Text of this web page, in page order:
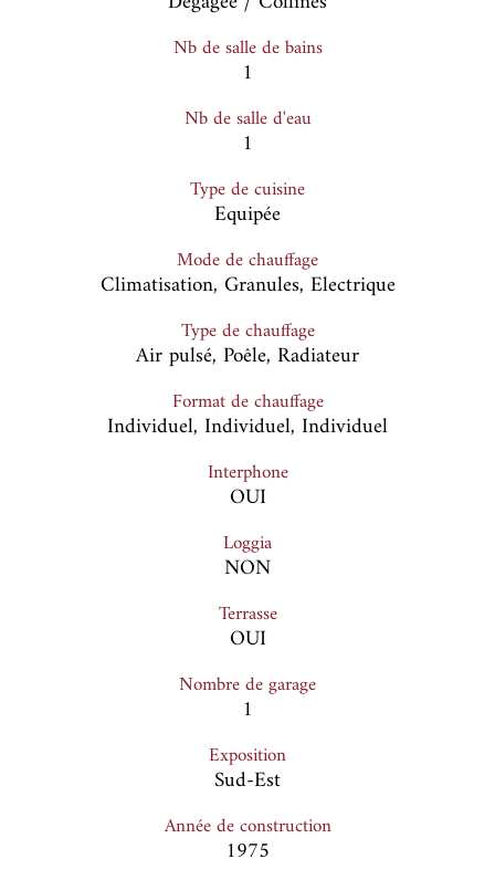
Nb de salle de bains
1
Nb de salle d'eau
1
Type de cuisine
Equipée
Mode de chauffage
Climatisation, Granules, Electrique
Type de chauffage
Air pulsé, Poêle, Radiateur
Format de chauffage
Individuel, Individuel, Individuel
Interphone
OUI
Loggia
NON
Terrasse
OUI
Nombre de garage
1
Exposition
Sud-Est
Année de construction
1975